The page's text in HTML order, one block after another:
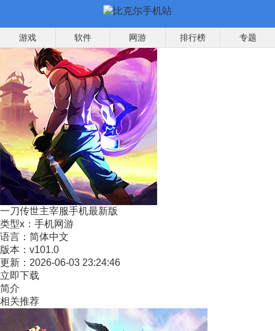
游戏 软件 网游 排行榜 专题
一刀传世主宰服手机最新版
类型x： 手机网游
语言： 简体中文
版本： v101.0
更新： 2026-06-03 23:24:46
立即下载
简介
相关推荐